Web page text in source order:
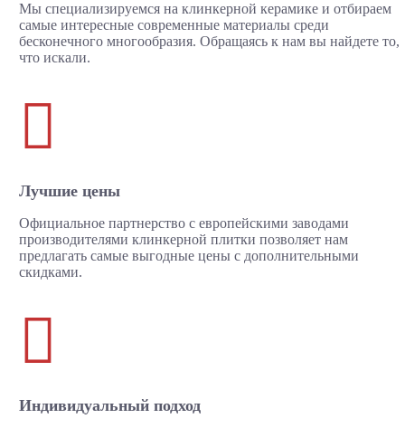
Мы специализируемся на клинкерной керамике и отбираем
самые интересные современные материалы среди
бесконечного многообразия. Обращаясь к нам вы найдете то,
что искали.

Лучшие цены
Официальное партнерство с европейскими заводами
производителями клинкерной плитки позволяет нам
предлагать самые выгодные цены с дополнительными
скидками.

Индивидуальный подход